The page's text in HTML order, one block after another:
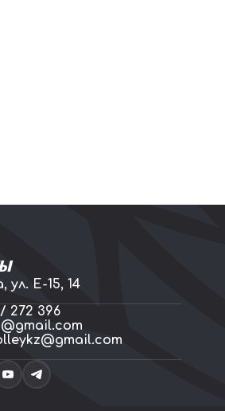
ул. E-15, 14
272 396